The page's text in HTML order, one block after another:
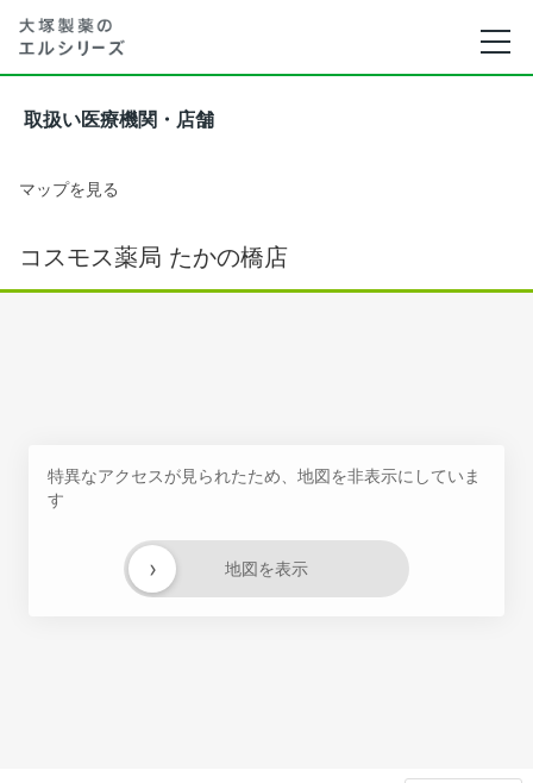
取扱い医療機関・店舗
マップを見る
コスモス薬局 たかの橋店
特異なアクセスが見られたため、地図を非表示にしていま
す
地図を表示
›